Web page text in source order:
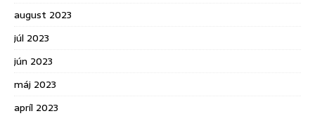
august 2023
júl 2023
jún 2023
máj 2023
apríl 2023